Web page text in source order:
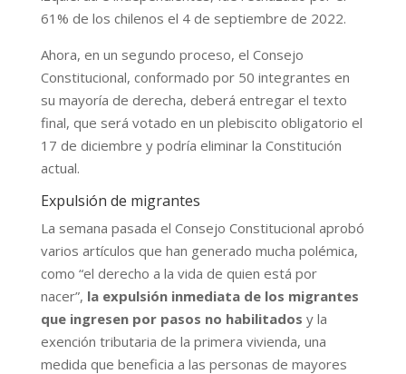
61% de los chilenos el 4 de septiembre de 2022.
Ahora, en un segundo proceso, el Consejo
Constitucional, conformado por 50 integrantes en
su mayoría de derecha, deberá entregar el texto
final, que será votado en un plebiscito obligatorio el
17 de diciembre y podría eliminar la Constitución
actual.
Expulsión de migrantes
La semana pasada el Consejo Constitucional aprobó
varios artículos que han generado mucha polémica,
como “el derecho a la vida de quien está por
nacer”, la expulsión inmediata de los migrantes
que ingresen por pasos no habilitados y la
exención tributaria de la primera vivienda, una
medida que beneficia a las personas de mayores